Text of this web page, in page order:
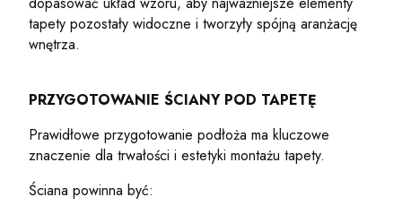
tapety pozostały widoczne i tworzyły spójną aranżację
wnętrza.
PRZYGOTOWANIE ŚCIANY POD TAPETĘ
Prawidłowe przygotowanie podłoża ma kluczowe
znaczenie dla trwałości i estetyki montażu tapety.
Ściana powinna być: